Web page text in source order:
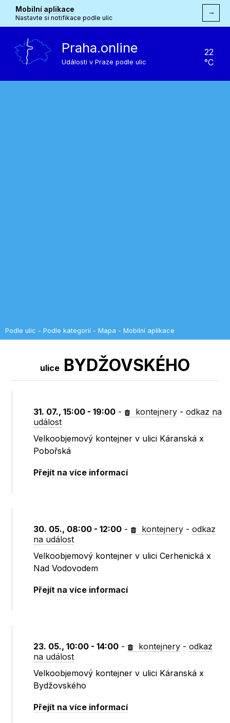
Mobilní aplikace
Nastavte si notifikace podle ulic
→
Praha.online
Události v Praze podle ulic
22
°C
Podle ulic - Podle kategorií - Mapa - Mobilní aplikace
ulice BYDŽOVSKÉHO
31. 07., 15:00 - 19:00 - kontejnery -odkaz na
událost
Velkoobjemový kontejner v ulici Káranská x
Pobořská
Přejít na více informací
30. 05., 08:00 - 12:00 - kontejnery -odkaz
na událost
Velkoobjemový kontejner v ulici Cerhenická x
Nad Vodovodem
Přejít na více informací
23. 05., 10:00 - 14:00 - kontejnery -odkaz
na událost
Velkoobjemový kontejner v ulici Káranská x
Bydžovského
Přejít na více informací